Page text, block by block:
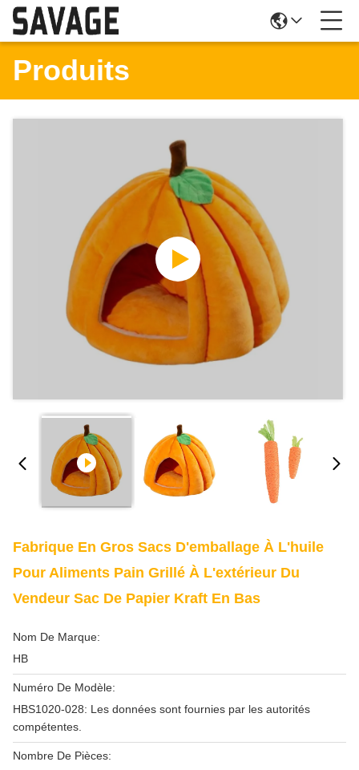
Produits
Fabrique En Gros Sacs D'emballage À L'huile
Pour Aliments Pain Grillé À L'extérieur Du
Vendeur Sac De Papier Kraft En Bas
Nom De Marque:
HB
Numéro De Modèle:
HBS1020-028: Les données sont fournies par les autorités
compétentes.
Nombre De Pièces: